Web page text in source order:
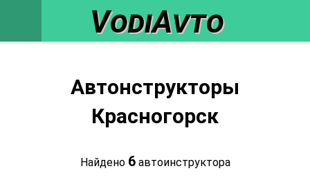
VodiAvto
Автонструкторы
Красногорск
Найдено 6автоинструктора